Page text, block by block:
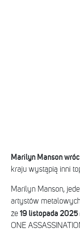
Marilyn Manson
kraju wystąpią inni
Marilyn Manson,
artystów
że19 listopada 2025
ONE